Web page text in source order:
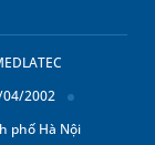
04/2002
phố Hà Nội